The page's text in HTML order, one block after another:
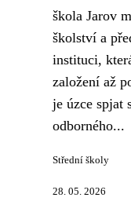
škola Jarov
školství a
instituci,
založení až
je úzce spjat
odborného...
Střední školy
28. 05. 2026